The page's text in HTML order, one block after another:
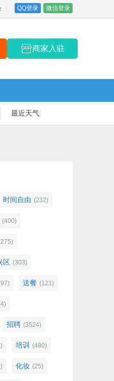
QQ登录 微信登录
商家入驻
最近天气
时间自由 (232)
(400)
区 (303)
送餐 (121)
招聘 (3524)
培训 (480)
化妆 (25)